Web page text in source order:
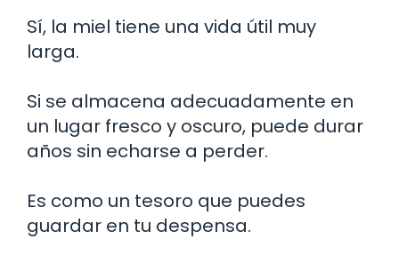
Sí, la miel tiene una vida útil muy
larga.
Si se almacena adecuadamente en
un lugar fresco y oscuro, puede durar
años sin echarse a perder.
Es como un tesoro que puedes
guardar en tu despensa.